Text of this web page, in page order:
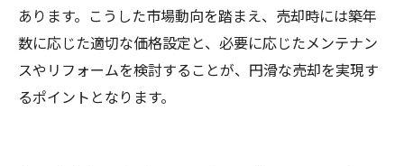
あります。こうした市場動向を踏まえ、売却時には築年
数に応じた適切な価格設定と、必要に応じたメンテナン
スやリフォームを検討することが、円滑な売却を実現す
るポイントとなります。